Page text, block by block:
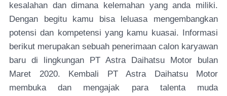
kesalahan dan dimana kelemahan yang anda miliki.
Dengan begitu kamu bisa leluasa mengembangkan
potensi dan kompetensi yang kamu kuasai. Informasi
berikut merupakan sebuah penerimaan calon karyawan
baru di lingkungan PT Astra Daihatsu Motor bulan
Maret 2020. Kembali PT Astra Daihatsu Motor
membuka dan mengajak para talenta muda